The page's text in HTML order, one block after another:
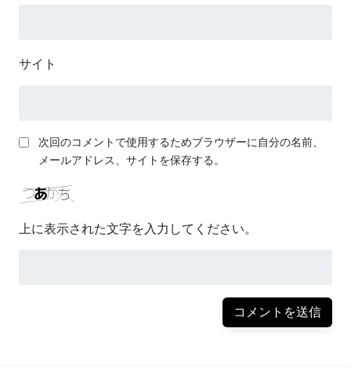
サイト
次回のコメントで使用するためブラウザーに自分の名前、
メールアドレス、サイトを保存する。
上に表示された文字を入力してください。